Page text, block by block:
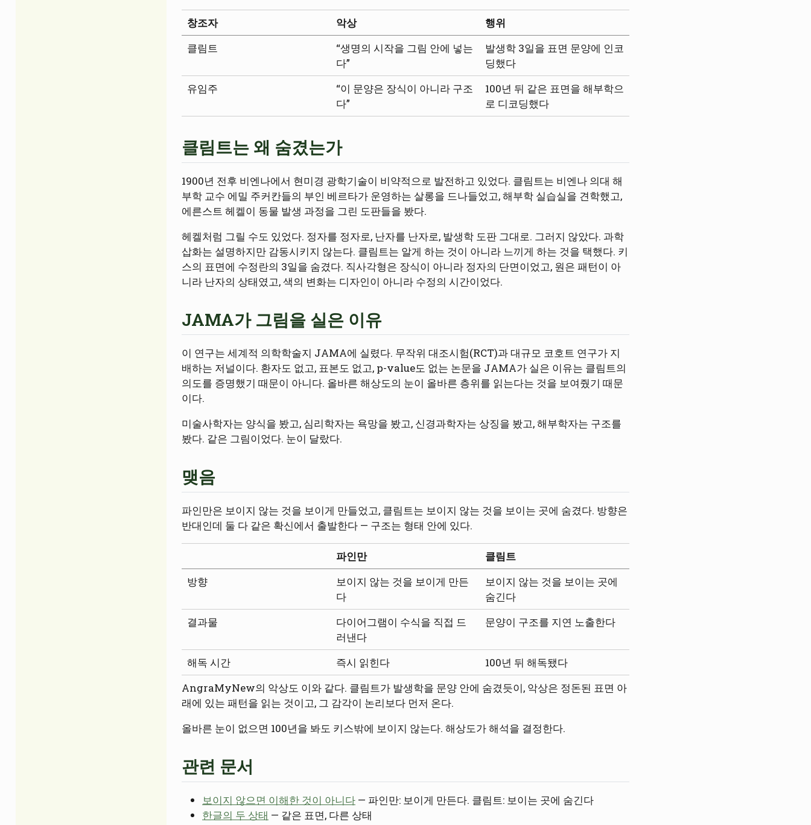
창조자 악상
행위
클림트
“생명의 시작을 그림 안에 넣는
다”
발생학 3일을 표면 문양에 인코
딩했다
유임주
“이 문양은 장식이 아니라 구조
다”
100년 뒤 같은 표면을 해부학으
로 디코딩했다
클림트는 왜 숨겼는가
1900년 전후 비엔나에서 현미경 광학기술이 비약적으로 발전하고 있었다. 클림트는 비엔나 의대 해
부학 교수 에밀 주커칸들의 부인 베르타가 운영하는 살롱을 드나들었고, 해부학 실습실을 견학했고,
에른스트 헤켈이 동물 발생 과정을 그린 도판들을 봤다.
헤켈처럼 그릴 수도 있었다. 정자를 정자로, 난자를 난자로, 발생학 도판 그대로. 그러지 않았다. 과학
삽화는 설명하지만 감동시키지 않는다. 클림트는 알게 하는 것이 아니라 느끼게 하는 것을 택했다. 키
스의 표면에 수정란의 3일을 숨겼다. 직사각형은 장식이 아니라 정자의 단면이었고, 원은 패턴이 아
니라 난자의 상태였고, 색의 변화는 디자인이 아니라 수정의 시간이었다.
JAMA가 그림을 실은 이유
이 연구는 세계적 의학학술지 JAMA에 실렸다. 무작위 대조시험(RCT)과 대규모 코호트 연구가 지
배하는 저널이다. 환자도 없고, 표본도 없고, p-value도 없는 논문을 JAMA가 실은 이유는 클림트의
의도를 증명했기 때문이 아니다. 올바른 해상도의 눈이 올바른 층위를 읽는다는 것을 보여줬기 때문
이다.
미술사학자는 양식을 봤고, 심리학자는 욕망을 봤고, 신경과학자는 상징을 봤고, 해부학자는 구조를
봤다. 같은 그림이었다. 눈이 달랐다.
맺음
파인만은 보이지 않는 것을 보이게 만들었고, 클림트는 보이지 않는 것을 보이는 곳에 숨겼다. 방향은
반대인데 둘 다 같은 확신에서 출발한다 — 구조는 형태 안에 있다.
파인만
클림트
방향
보이지 않는 것을 보이게 만든
다
보이지 않는 것을 보이는 곳에
숨긴다
결과물
다이어그램이 수식을 직접 드
러낸다
문양이 구조를 지연 노출한다
해독 시간 즉시 읽힌다
100년 뒤 해독됐다
AngraMyNew의 악상도 이와 같다. 클림트가 발생학을 문양 안에 숨겼듯이, 악상은 정돈된 표면 아
래에 있는 패턴을 읽는 것이고, 그 감각이 논리보다 먼저 온다.
올바른 눈이 없으면 100년을 봐도 키스밖에 보이지 않는다. 해상도가 해석을 결정한다.
관련 문서
보이지 않으면 이해한 것이 아니다 — 파인만: 보이게 만든다. 클림트: 보이는 곳에 숨긴다
한글의 두 상태 — 같은 표면, 다른 상태